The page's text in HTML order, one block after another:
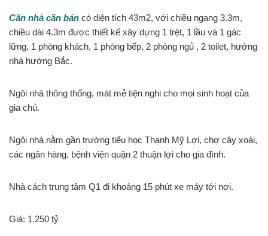
Căn nhà cần bán có diện tích 43m2, với chiều ngang 3.3m,
chiều dài 4.3m được thiết kế xây dựng 1 trệt, 1 lầu và 1 gác
lững, 1 phòng khách, 1 phòng bếp, 2 phòng ngủ , 2 toilet, hướng
nhà hướng Bắc.
Ngôi nhà thông thống, mát mẻ tiện nghi cho mọi sinh hoạt của
gia chủ.
Ngôi nhà nằm gần trường tiểu học Thạnh Mỹ Lợi, chợ cây xoài,
các ngân hàng, bệnh viện quận 2 thuận lợi cho gia đình.
Nhà cách trung tâm Q1 đi khoảng 15 phút xe máy tới nơi.
Giá: 1.250 tỷ